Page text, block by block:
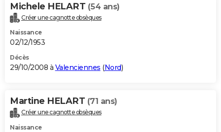
Michele HELART (54 ans)
Créer une cagnotte obsèques
Naissance
02/12/1953
Décès
29/10/2008 à Valenciennes (Nord)
Martine HELART (71 ans)
Créer une cagnotte obsèques
Naissance